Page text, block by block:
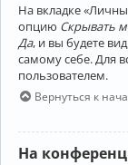
На вкладке
опцию Скрывать
Да, и вы будете
самому себе. Для
пользователем.
Вернуться к
На